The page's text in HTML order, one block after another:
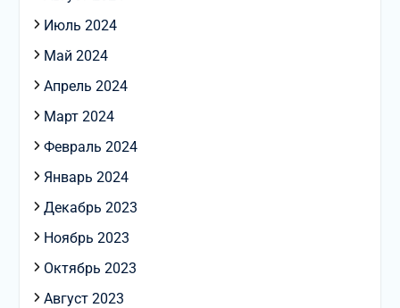
Июль 2024
Май 2024
Апрель 2024
Март 2024
Февраль 2024
Январь 2024
Декабрь 2023
Ноябрь 2023
Октябрь 2023
Август 2023